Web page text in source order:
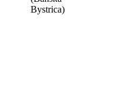
Bystrica)